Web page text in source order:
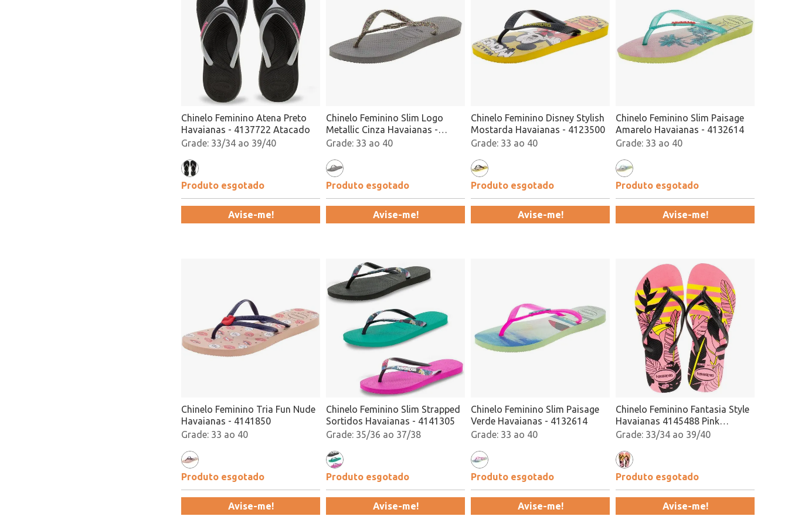
Chinelo Feminino Atena Preto
Havaianas - 4137722 Atacado
33/34 ao 39/40
Produto esgotado
Avise-me!
Chinelo Feminino Slim Logo
Metallic Cinza Havaianas -
411987533 ao 40
Produto esgotado
Avise-me!
Chinelo Feminino Disney Stylish
Mostarda Havaianas - 4123500
33 ao 40
Produto esgotado
Avise-me!
Chinelo Feminino Slim Paisage
Amarelo Havaianas - 4132614
33 ao 40
Produto esgotado
Avise-me!
Chinelo Feminino Tria Fun Nude
Havaianas - 4141850
33 ao 40
Produto esgotado
Avise-me!
Chinelo Feminino Slim Strapped
Sortidos Havaianas - 4141305
35/36 ao 37/38
Produto esgotado
Avise-me!
Chinelo Feminino Slim Paisage
Verde Havaianas - 4132614
33 ao 40
Produto esgotado
Avise-me!
Chinelo Feminino Fantasia Style
Havaianas 4145488 Pink
Atacado33/34 ao 39/40
Produto esgotado
Avise-me!